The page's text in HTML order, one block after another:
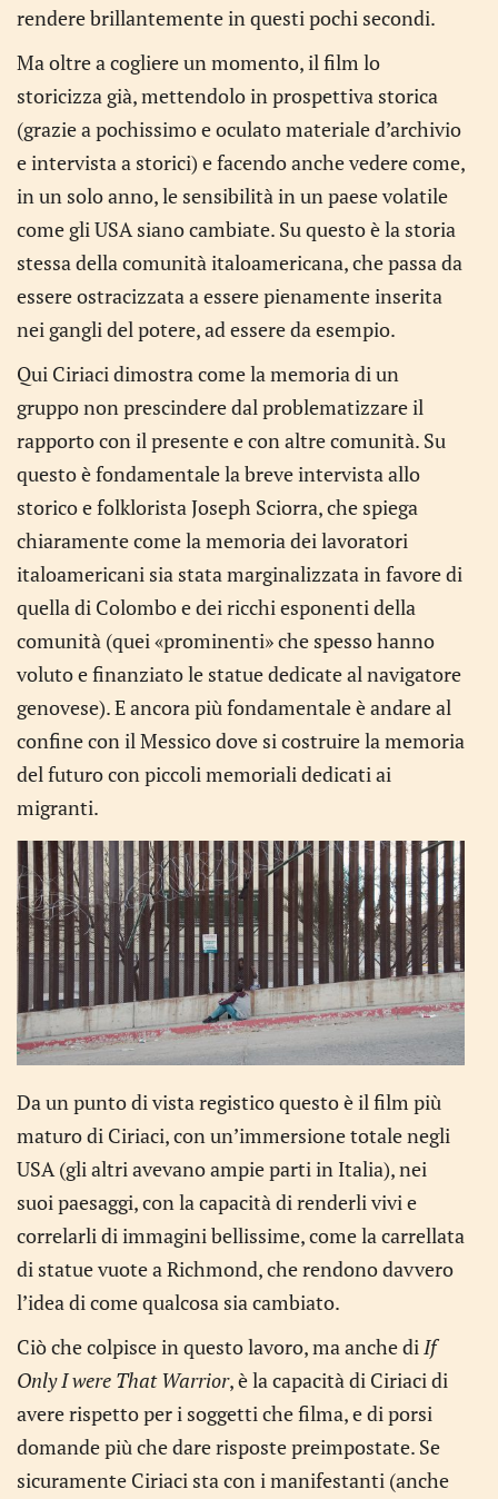
rendere brillantemente in questi pochi secondi.
Ma oltre a cogliere un momento, il film lo
storicizza già, mettendolo in prospettiva storica
(grazie a pochissimo e oculato materiale d’archivio
e intervista a storici) e facendo anche vedere come,
in un solo anno, le sensibilità in un paese volatile
come gli USA siano cambiate. Su questo è la storia
stessa della comunità italoamericana, che passa da
essere ostracizzata a essere pienamente inserita
nei gangli del potere, ad essere da esempio.
Qui Ciriaci dimostra come la memoria di un
gruppo non prescindere dal problematizzare il
rapporto con il presente e con altre comunità. Su
questo è fondamentale la breve intervista allo
storico e folklorista Joseph Sciorra, che spiega
chiaramente come la memoria dei lavoratori
italoamericani sia stata marginalizzata in favore di
quella di Colombo e dei ricchi esponenti della
comunità (quei «prominenti» che spesso hanno
voluto e finanziato le statue dedicate al navigatore
genovese). E ancora più fondamentale è andare al
confine con il Messico dove si costruire la memoria
del futuro con piccoli memoriali dedicati ai
migranti.
Da un punto di vista registico questo è il film più
maturo di Ciriaci, con un’immersione totale negli
USA (gli altri avevano ampie parti in Italia), nei
suoi paesaggi, con la capacità di renderli vivi e
correlarli di immagini bellissime, come la carrellata
di statue vuote a Richmond, che rendono davvero
l’idea di come qualcosa sia cambiato.
Ciò che colpisce in questo lavoro, ma anche diIf
Only I were That Warrior, è la capacità di Ciriaci di
avere rispetto per i soggetti che filma, e di porsi
domande più che dare risposte preimpostate. Se
sicuramente Ciriaci sta con i manifestanti (anche